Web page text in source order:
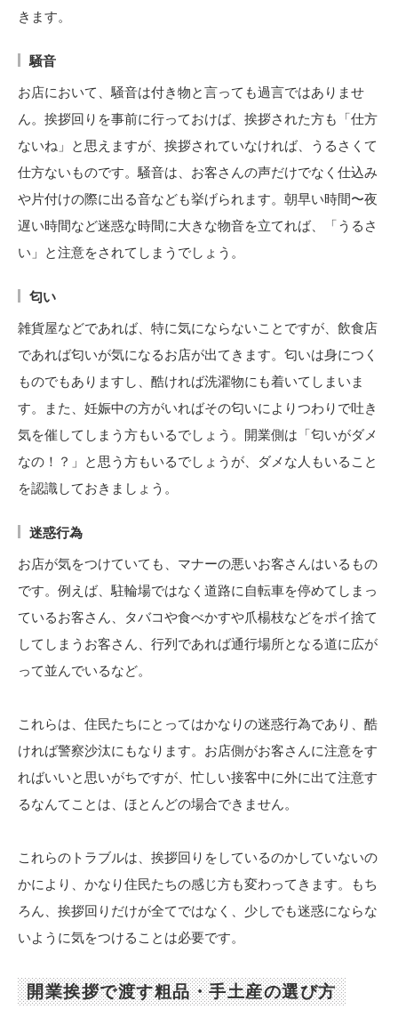
きます。
騒音
お店において、騒音は付き物と言っても過言ではありませ
ん。挨拶回りを事前に行っておけば、挨拶された方も「仕方
ないね」と思えますが、挨拶されていなければ、うるさくて
仕方ないものです。騒音は、お客さんの声だけでなく仕込み
や片付けの際に出る音なども挙げられます。朝早い時間〜夜
遅い時間など迷惑な時間に大きな物音を立てれば、「うるさ
い」と注意をされてしまうでしょう。
匂い
雑貨屋などであれば、特に気にならないことですが、飲食店
であれば匂いが気になるお店が出てきます。匂いは身につく
ものでもありますし、酷ければ洗濯物にも着いてしまいま
す。また、妊娠中の方がいればその匂いによりつわりで吐き
気を催してしまう方もいるでしょう。開業側は「匂いがダメ
なの！？」と思う方もいるでしょうが、ダメな人もいること
を認識しておきましょう。
迷惑行為
お店が気をつけていても、マナーの悪いお客さんはいるもの
です。例えば、駐輪場ではなく道路に自転車を停めてしまっ
ているお客さん、タバコや食べかすや爪楊枝などをポイ捨て
してしまうお客さん、行列であれば通行場所となる道に広が
って並んでいるなど。
これらは、住民たちにとってはかなりの迷惑行為であり、酷
ければ警察沙汰にもなります。お店側がお客さんに注意をす
ればいいと思いがちですが、忙しい接客中に外に出て注意す
るなんてことは、ほとんどの場合できません。
これらのトラブルは、挨拶回りをしているのかしていないの
かにより、かなり住民たちの感じ方も変わってきます。もち
ろん、挨拶回りだけが全てではなく、少しでも迷惑にならな
いように気をつけることは必要です。
開業挨拶で渡す粗品・手土産の選び方